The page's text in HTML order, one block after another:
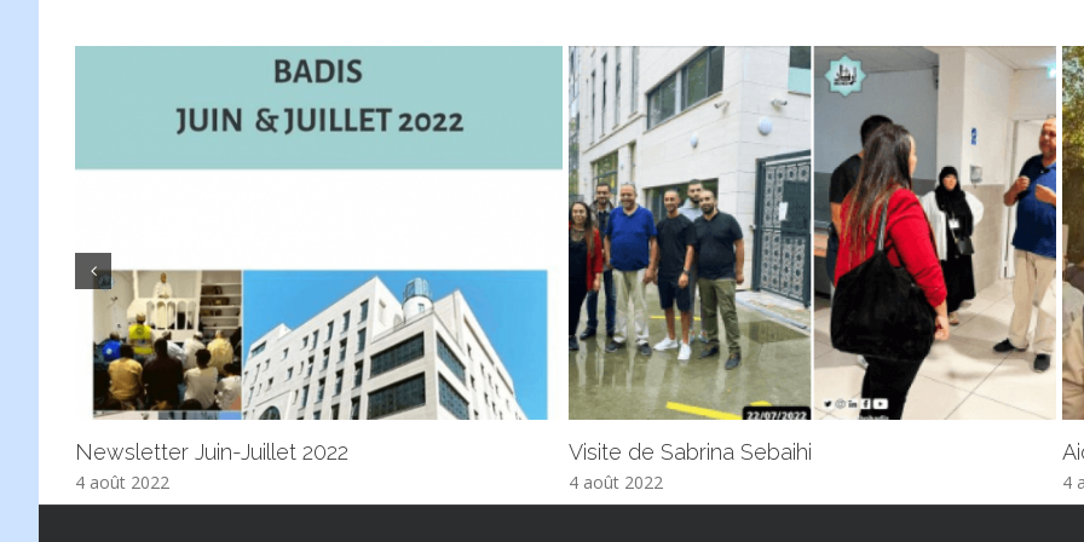
Newsletter Juin-Juillet 2022
4 août 2022
Visite de Sabrina Sebaihi
4 août 2022 4